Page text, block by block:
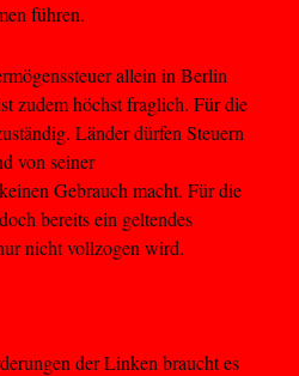
führen.
allein in Berlin
zudem höchst fraglich. Für die
Länder dürfen Steuern
von seiner
Gebrauch macht. Für die
bereits ein geltendes
nicht vollzogen wird.
der Linken braucht es